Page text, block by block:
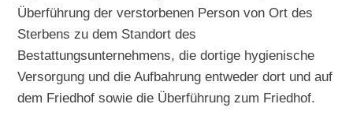
Überführung der verstorbenen Person von Ort des
Sterbens zu dem Standort des
Bestattungsunternehmens, die dortige hygienische
Versorgung und die Aufbahrung entweder dort und auf
dem Friedhof sowie die Überführung zum Friedhof.